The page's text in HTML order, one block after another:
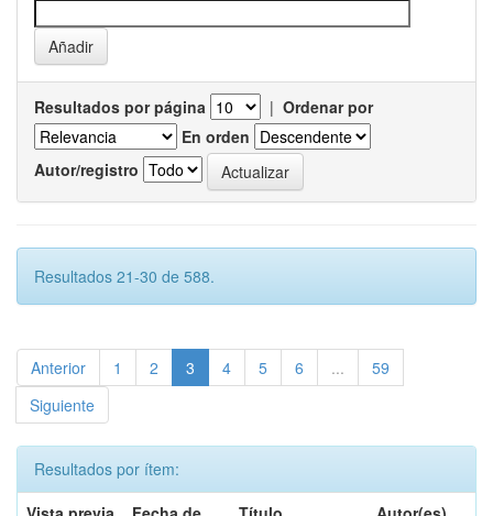
Resultados por página | Ordenar por
En orden
Autor/registro
Resultados 21-30 de 588.
Anterior 1 2 3 4 5 6 ...
59
Siguiente
Resultados por ítem: